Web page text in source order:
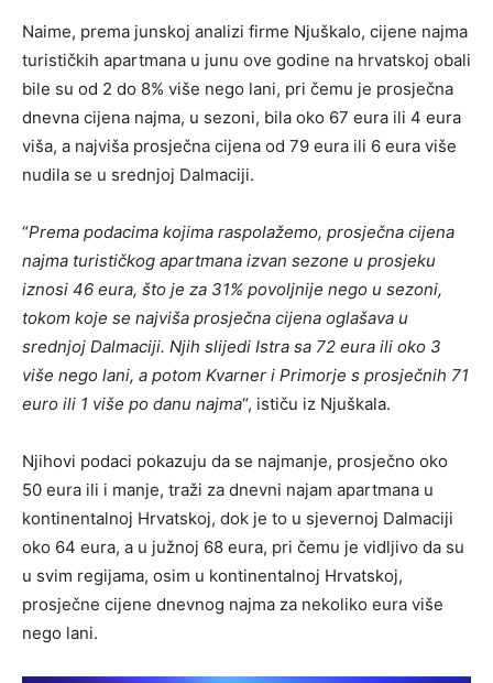
Naime, prema junskoj analizi firme Njuškalo, cijene najma
turističkih apartmana u junu ove godine na hrvatskoj obali
bile su od 2 do 8% više nego lani, pri čemu je prosječna
dnevna cijena najma, u sezoni, bila oko 67 eura ili 4 eura
viša, a najviša prosječna cijena od 79 eura ili 6 eura više
nudila se u srednjoj Dalmaciji.
“Prema podacima kojima raspolažemo, prosječna cijena
najma turističkog apartmana izvan sezone u prosjeku
iznosi 46 eura, što je za 31% povoljnije nego u sezoni,
tokom koje se najviša prosječna cijena oglašava u
srednjoj Dalmaciji. Njih slijedi Istra sa 72 eura ili oko 3
više nego lani, a potom Kvarner i Primorje s prosječnih 71
euro ili 1 više po danu najma“, ističu iz Njuškala.
Njihovi podaci pokazuju da se najmanje, prosječno oko
50 eura ili i manje, traži za dnevni najam apartmana u
kontinentalnoj Hrvatskoj, dok je to u sjevernoj Dalmaciji
oko 64 eura, a u južnoj 68 eura, pri čemu je vidljivo da su
u svim regijama, osim u kontinentalnoj Hrvatskoj,
prosječne cijene dnevnog najma za nekoliko eura više
nego lani.